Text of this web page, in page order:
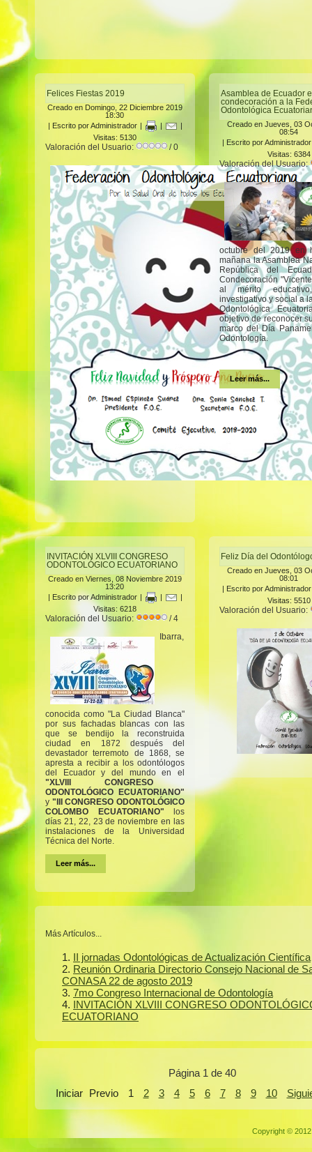
Felices Fiestas 2019
Creado en Domingo, 22 Diciembre 2019
18:30
| Escrito por Administrador | |
|
Visitas: 5130
Valoración del Usuario: / 0
Asamblea de Ecuador
condecoración a la
Odontológica
Creado en Jueves, 03
08:54
| Escrito por Administrador
Visitas: 6384
Valoración del Usuario:
octubre del 2019 en
mañana la Asamblea
República del
Condecoración
al mérito
investigativo y social a
Odontológica
objetivo de reconocer
marco del Día
Odontología.
Leer más...
INVITACIÓN XLVIII CONGRESO
ODONTOLÓGICO ECUATORIANO
Creado en Viernes, 08 Noviembre 2019
13:20
| Escrito por Administrador | |
|
Visitas: 6218
Valoración del Usuario:
/ 4
Ibarra,
conocida como "La Ciudad Blanca"
por sus fachadas blancas con las
que se bendijo la reconstruida
ciudad en 1872 después del
devastador terremoto de 1868, se
apresta a recibir a los odontólogos
del Ecuador y del mundo en el
"XLVIII CONGRESO
ODONTOLÓGICO ECUATORIANO"
y "III CONGRESO ODONTOLÓGICO
COLOMBO ECUATORIANO" los
días 21, 22, 23 de noviembre en las
instalaciones de la Universidad
Técnica del Norte.
Leer más...
Feliz Día del
Creado en Jueves, 03
08:01
| Escrito por Administrador
Visitas: 5510
Valoración del Usuario:
Más Artículos...
II jornadas Odontológicas de Actualización Científica
Reunión Ordinaria Directorio Consejo Nacional de
CONASA 22 de agosto 2019
7mo Congreso Internacional de Odontología
INVITACIÓN XLVIII CONGRESO
ECUATORIANO
Página 1 de 40
Iniciar
Previo 1 2 3 4 5 6 7 8 9 10
Copyright ©